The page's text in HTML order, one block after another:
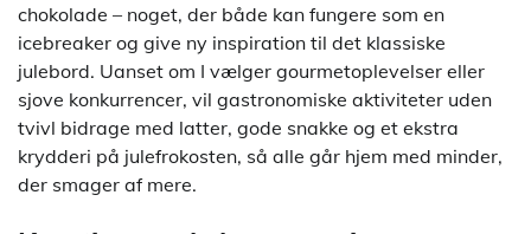
chokolade – noget, der både kan fungere som en
icebreaker og give ny inspiration til det klassiske
julebord. Uanset om I vælger gourmetoplevelser eller
sjove konkurrencer, vil gastronomiske aktiviteter uden
tvivl bidrage med latter, gode snakke og et ekstra
krydderi på julefrokosten, så alle går hjem med minder,
der smager af mere.